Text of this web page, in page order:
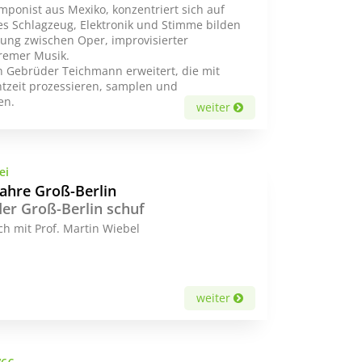
aus Mexiko, konzentriert sich auf
Schlagzeug, Elektronik und Stimme bilden
zwischen Oper, improvisierter
Musik.
Gebrüder Teichmann erweitert, die mit
prozessieren, samplen und
weiter
Groß-Berlin
Groß-Berlin schuf
mit Prof. Martin Wiebel
weiter